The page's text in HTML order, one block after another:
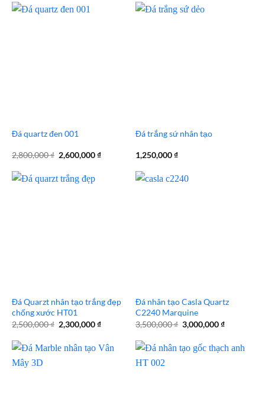
3,100,000 ₫.
Đá quartz đen 001
2,800,000₫ Giá
gốc
2,800,000 ₫.
2,600,000₫Giá
Đá trắng sứ nhân tạo
1,250,000₫
Đá Quarzt nhân tạo trắng đẹp
chống xước HT01
2,500,000₫ Giá
gốc
2,500,000 ₫.
2,300,000₫Giá
là:
Đá nhân tạo Casla Quartz
C2240 Marquine
3,500,000₫ Giá
gốc
3,500,000 ₫.
3,000,000₫Giá
là: